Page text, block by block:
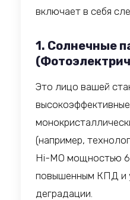
включает в себя
1. Солнечные
Это лицо вашей
высокоэффективные
(например,
Hi-MO мощностью
повышенным КПД и
деградации.